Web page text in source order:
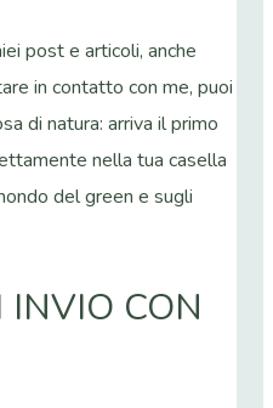
post e articoli, anche
in contatto con me, puoi
di natura: arriva il primo
nella tua casella
del green e sugli
INVIO CON